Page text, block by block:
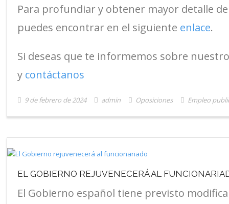
Para profundiar y obtener mayor detalle
puedes encontrar en el siguiente enlace.
Si deseas que te informemos sobre
y contáctanos
9 de febrero de 2024 admin Oposiciones Empleo
EL GOBIERNO REJUVENECERÁ AL
El Gobierno español tiene previsto